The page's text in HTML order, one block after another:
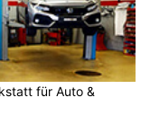
für Auto &